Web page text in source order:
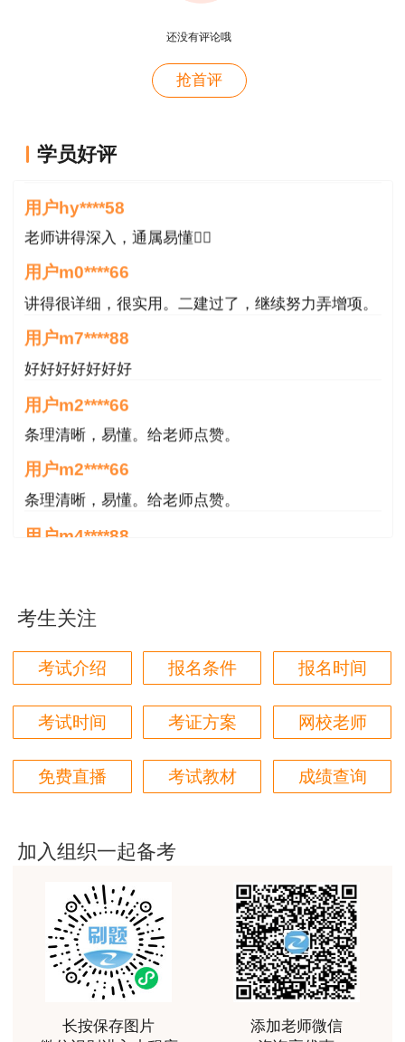
三、审查结果公布和公示
上办事大厅个人办事-人才人事-江苏省人事考试报
9月28日至10月10日，公示合格人员名单。网
公示期结束4个工作日后，合格人员自助打印
《成绩合格证明》。网址：“江苏省人力资源和社
会保障厅网上办事大厅个人办事-人才人事-江苏省
人事考试报名-专技类资格考试审查结果查询”。
四、特别提醒
（一）报考级别为“增报专业”、“免试”的，审
查机构将通过相关数据进行筛查，审查对象等待审
五、虚假承诺处理
审查对象应按规定时间参加资格审核，不得提
供虚假材料。不符合报考条件的考生，将按考试成
绩无效处理。对有故意隐瞒真实情况、提供虚假承
诺或者以其他不正当手段取得考试资格等严重违纪
违规行为的，按照《专业技术人员资格考试违纪违
31号）处理，记入专业技术人员资格考试诚信档
案库。涉嫌犯罪的，移送司法机关处理。
六、咨询电话
泰州市人事考试管理办公室86896090、
86891051、86888539。
还没有评论哦
抢首评
学员好评
用户hy****58
用户hy****58
老师讲得深入，通属易懂👍🏻
用户m0****66
讲得很详细，很实用。二建过了，继续努力弄增项。
用户m7****88
好好好好好好好
用户m2****66
条理清晰，易懂。给老师点赞。
用户m2****66
条理清晰，易懂。给老师点赞。
用户m4****88
非常好！感谢！！！
用户m2****18
用户hq****jp
性价比较高的一套课程，深耕领域多年的资深师资，
对知识点精准把握，内容深入浅出，理论和记忆口诀
用户m1****18
中一些真题知识点，从而使考试过程中得心应手，顺
利通过考试
用户da****ng
小强老师讲得很好！生动、有趣、易于理解，支持！
考生关注
考试介绍 报名条件 报名时间
考试时间 考证方案 网校老师
免费直播 考试教材 成绩查询
加入组织一起备考
长按保存图片
添加老师微信